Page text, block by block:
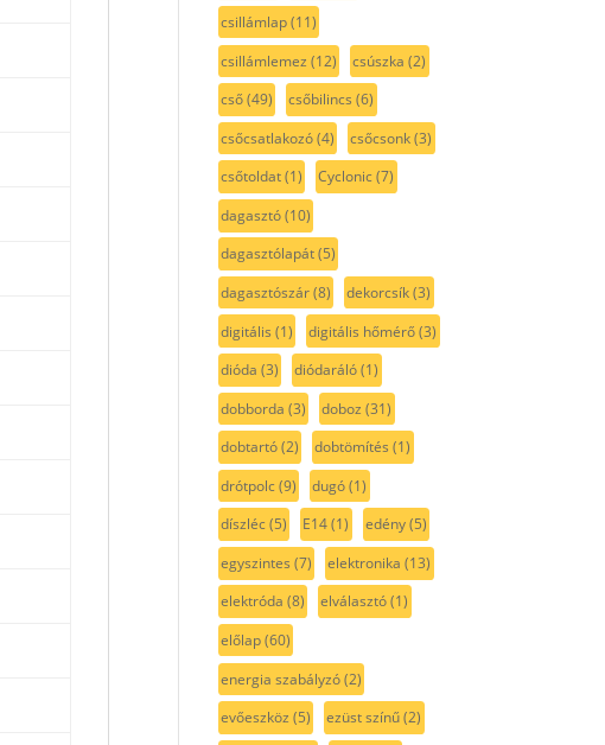
csillámlap(11)
csillámlemez (12) csúszka (2)
cső(49) csőbilincs (6)
csőcsatlakozó(4) csőcsonk(3)
csőtoldat(1) Cyclonic(7)
dagasztó(10)
dagasztólapát(5)
dagasztószár(8) dekorcsík(3)
digitális (1) digitális hőmérő(3)
dióda (3) diódaráló(1)
dobborda (3) doboz (31)
dobtartó(2) dobtömítés (1)
drótpolc(9) dugó(1)
díszléc(5) E14(1) edény(5)
egyszintes (7) elektronika (13)
elektróda (8) elválasztó(1)
előlap(60)
energia szabályzó(2)
evőeszköz (5) ezüst színű(2)